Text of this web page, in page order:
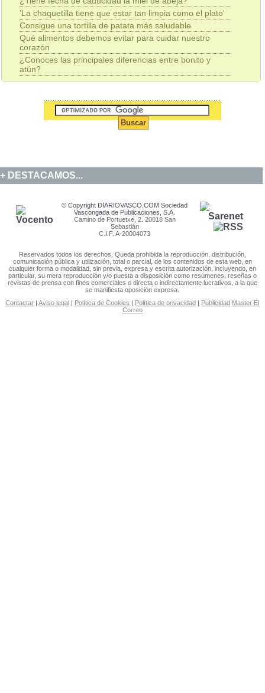
'La chaquetilla tiene que estar tan limpia como el plato'
Consigue una tortilla de patata más saludable
Qué alimentos debemos evitar para cuidar nuestro
corazón
¿Conoces las principales diferencias entre bonito y
atún?
DESTACAMOS...
© Copyright DIARIOVASCO.COM Sociedad
Vascongada de Publicaciones, S.A.
Camino de Portuetxe, 2. 20018 San
Sebastián
C.I.F. A-20004073
Reservados todos los derechos. Queda prohibida la reproducción, distribución,
comunicación pública y utilización, total o parcial, de los contenidos de esta web, en
cualquier forma o modalidad, sin previa, expresa y escrita autorización, incluyendo, en
particular, su mera reproducción y/o puesta a disposición como resúmenes, reseñas o
revistas de prensa con fines comerciales o directa o indirectamente lucrativos, a la que
se manifiesta oposición expresa.
Contactar |Aviso legal | Política de Cookies | Política de privacidad | Publicidad Master El
Correo